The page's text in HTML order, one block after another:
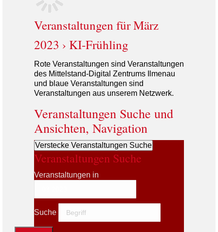
Veranstaltungen für März
2023 › KI-Frühling
Veranstaltungen Suche und
Ansichten, Navigation
Verstecke Veranstaltungen Suche
Veranstaltungen Suche
Veranstaltungen in
Suche